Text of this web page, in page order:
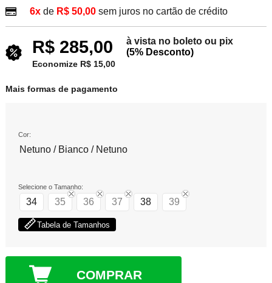
6xde R$ 50,00 sem juros no cartão de crédito
R$ 285,00
à vista no boleto ou pix
(5% Desconto)
Economize R$ 15,00
Mais formas de pagamento
Cor:
Netuno / Bianco / Netuno
Selecione o Tamanho:
34 35 36 37 38 39
Tabela de Tamanhos
COMPRAR